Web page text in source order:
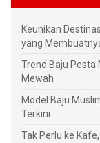
Keunikan
yang
Trend Baju Pesta
Mewah
Model Baju
Terkini
Tak Perlu ke